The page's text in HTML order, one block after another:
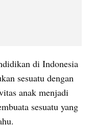
di Indonesia
sesuatu dengan
anak menjadi
sesuatu yang